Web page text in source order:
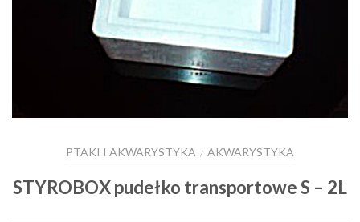
PTAKI I AKWARYSTYKA / AKWARYSTYKA
STYROBOX pudełko transportowe S – 2L